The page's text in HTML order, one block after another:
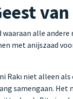
waaraan alle
met anijszaad
Rakı niet alleen
samengaan.